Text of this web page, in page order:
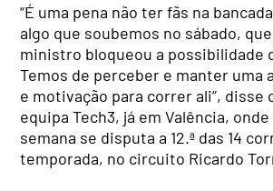
“É uma pena não ter fãs na
algo que soubemos no sábado,
ministro bloqueou a possibilidade
Temos de perceber e manter uma
e motivação para correr ali”, disse
equipa Tech3, já em Valência,
semana se disputa a 12.ª das 14
temporada, no circuito Ricardo